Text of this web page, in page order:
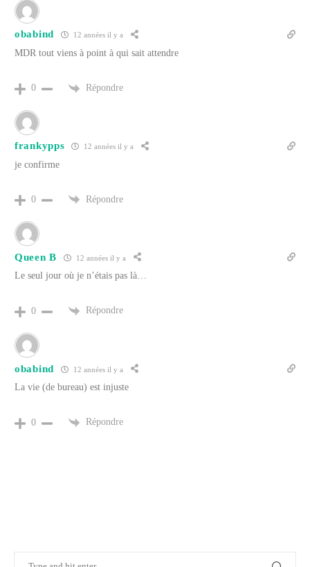
obabind 12 années il y a
MDR tout viens à point à qui sait attendre
0 Répondre
frankypps 12 années il y a
je confirme
0 Répondre
Queen B 12 années il y a
Le seul jour où je n’étais pas là…
0 Répondre
obabind 12 années il y a
La vie (de bureau) est injuste
0 Répondre